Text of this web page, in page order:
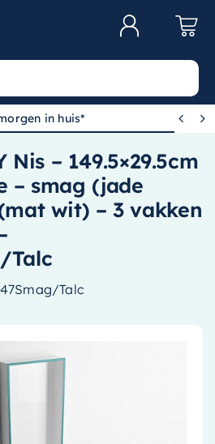
in huis*  
Nis – 149.5×29.5cm
– smag (jade
wit) – 3 vakken
Talc
Talc